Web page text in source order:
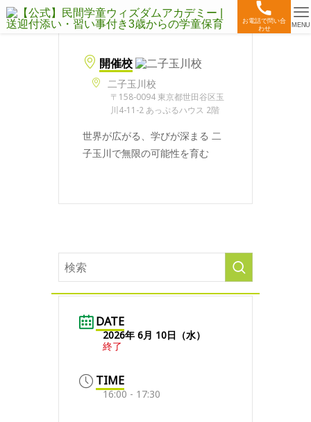
お電話で問い合
わせ
MENU
開催校
二子玉川校
〒158-0094 東京都世田谷区玉
川4-11-2 あっぷるハウス 2階
世界が広がる、学びが深まる 二
子玉川で無限の可能性を育む
DATE
2026年 6月 10日（水）
終了
TIME
16:00 - 17:30